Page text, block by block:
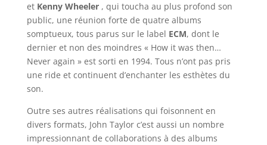
et Kenny Wheeler , qui toucha au plus profond son
public, une réunion forte de quatre albums
somptueux, tous parus sur le label ECM, dont le
dernier et non des moindres « How it was then…
Never again » est sorti en 1994. Tous n’ont pas pris
une ride et continuent d’enchanter les esthètes du
son.
Outre ses autres réalisations qui foisonnent en
divers formats, John Taylor c’est aussi un nombre
impressionnant de collaborations à des albums